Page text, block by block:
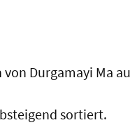
von Durgamayi Ma
sortiert.